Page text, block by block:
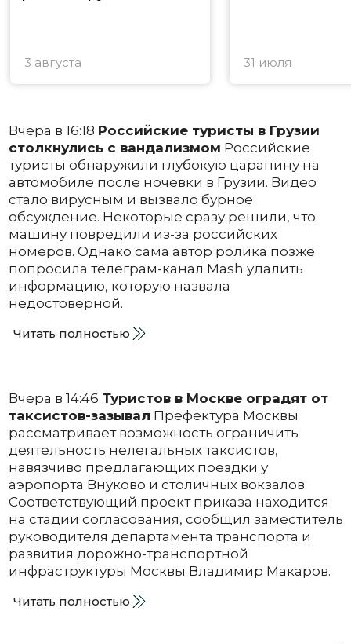
3 августа 31 июля
Вчера в 16:18 Российские туристы в Грузии
столкнулись с вандализмом Российские
туристы обнаружили глубокую царапину на
автомобиле после ночевки в Грузии. Видео
стало вирусным и вызвало бурное
обсуждение. Некоторые сразу решили, что
машину повредили из-за российских
номеров. Однако сама автор ролика позже
попросила телеграм-канал Mash удалить
информацию, которую назвала
недостоверной.
Читать полностью
Вчера в 14:46 Туристов в Москве оградят от
таксистов-зазывал Префектура Москвы
рассматривает возможность ограничить
деятельность нелегальных таксистов,
навязчиво предлагающих поездки у
аэропорта Внуково и столичных вокзалов.
Соответствующий проект приказа находится
на стадии согласования, сообщил заместитель
руководителя департамента транспорта и
развития дорожно-транспортной
инфраструктуры Москвы Владимир Макаров.
Читать полностью